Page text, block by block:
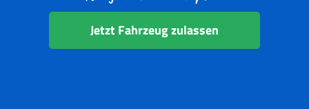
Jetzt Fahrzeug zulassen